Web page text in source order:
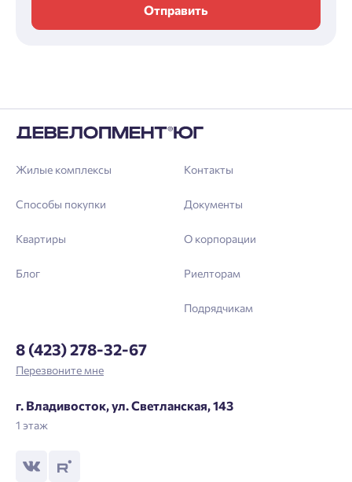
Отправить
Жилые комплексы
Способы покупки
Квартиры
Блог
Контакты
Документы
О корпорации
Риелторам
Подрядчикам
8 (423) 278-32-67
Перезвоните мне
г. Владивосток, ул. Светланская, 143
1 этаж